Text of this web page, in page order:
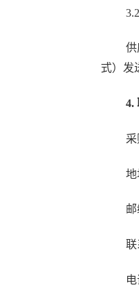
供
式）发
4.
地
邮
联
电